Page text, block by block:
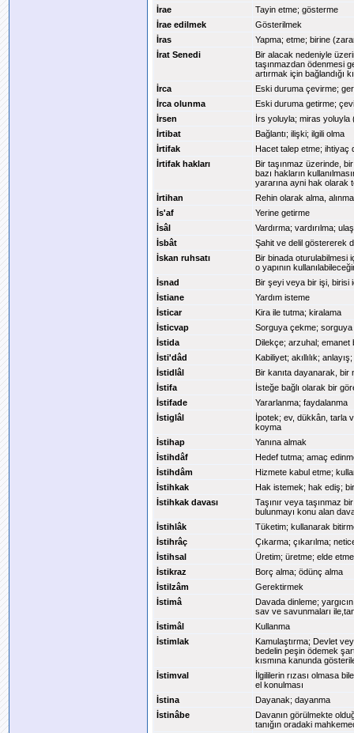
İrae
Tayin etme; gösterme
İrae edilmek
Gösterilmek
İras
Yapma; etme; birine
İrat Senedi
Bir alacak nedeniyle
taşınmazdan ödenmesi
artırmak için bağlandığı
İrca
Eski duruma çevirme;
İrca olunma
Eski duruma getirme;
İrsen
İrs yoluyla; miras yoluyla
İrtibat
Bağlantı; ilişki; ilgili olma
İrtifak
Hacet talep etme; ihtiyaç
İrtifak hakları
Bir taşınmaz üzerinde,
bazı hakların
yararına ayni hak olarak
İrtihan
Rehin olarak alma, alınma
İs'af
Yerine getirme
İsâl
Vardırma; vardırılma;
İsbât
Şahit ve delil göstererek
İskan ruhsatı
Bir binada oturulabilmesi
o yapının
İsnad
Bir şeyi veya bir işi, birisi
İstiane
Yardım isteme
İsticar
Kira ile tutma; kiralama
İsticvap
Sorguya çekme; sorguya
İstida
Dilekçe; arzuhal; emanet
İsti'dâd
Kabiliyet; akıllılık;
İstidlâl
Bir kanıta dayanarak, bir
İstifa
İsteğe bağlı olarak bir
İstifade
Yararlanma; faydalanma
İstiglâl
İpotek; ev, dükkân, tarla
koyma
İstihap
Yanına almak
İstihdâf
Hedef tutma; amaç
İstihdâm
Hizmete kabul etme;
İstihkak
Hak istemek; hak ediş;
İstihkak davası
Taşınır veya taşınmaz
bulunmayı konu alan
İstihlâk
Tüketim; kullanarak
İstihrâç
Çıkarma; çıkarılma;
İstihsal
Üretim; üretme; elde etme
İstikraz
Borç alma; ödünç alma
İstilzâm
Gerektirmek
İstimâ
Davada dinleme;
sav ve savunmaları
İstimâl
Kullanma
İstimlak
Kamulaştırma; Devlet
bedelin peşin ödemek
kısmına kanunda
İstimval
İlgililerin rızası olmasa
el konulması
İstina
Dayanak; dayanma
İstinâbe
Davanın görülmekte
tanığın oradaki